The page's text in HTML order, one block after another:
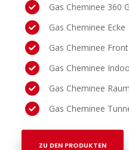
Gas Cheminee 360
Gas Cheminee Ecke
Gas Cheminee Front
Gas Cheminee
Gas Cheminee
Gas Cheminee
ZU DEN PRODUKTEN